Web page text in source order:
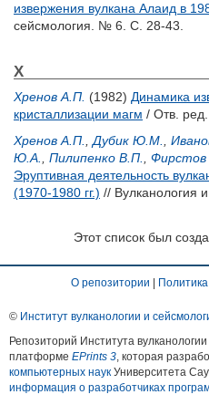
извержения вулкана Алаид в
сейсмология. № 6. С. 28-43.
Х
Хренов А.П. (1982) Динамика
кристаллизации магм / Отв. ред.
Хренов А.П.
Дубик Ю.М.
Ю.А.
Пилипенко В.П. Фирстов
Эруптивная деятельность
(1970-1980 гг.) // Вулканология
Этот список был
О репозитории
© Институт вулканологии и
Репозиторий Института
платформе EPrints 3, которая
компьютерных наук Университета
информация о разработчиках